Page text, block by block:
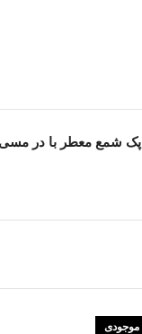
“پک شمع معطر با در
موجودی